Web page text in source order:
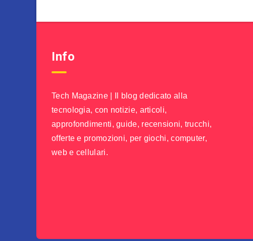
Info
Tech Magazine | Il blog dedicato alla
tecnologia, con notizie, articoli,
approfondimenti, guide, recensioni, trucchi,
offerte e promozioni, per giochi, computer,
web e cellulari.